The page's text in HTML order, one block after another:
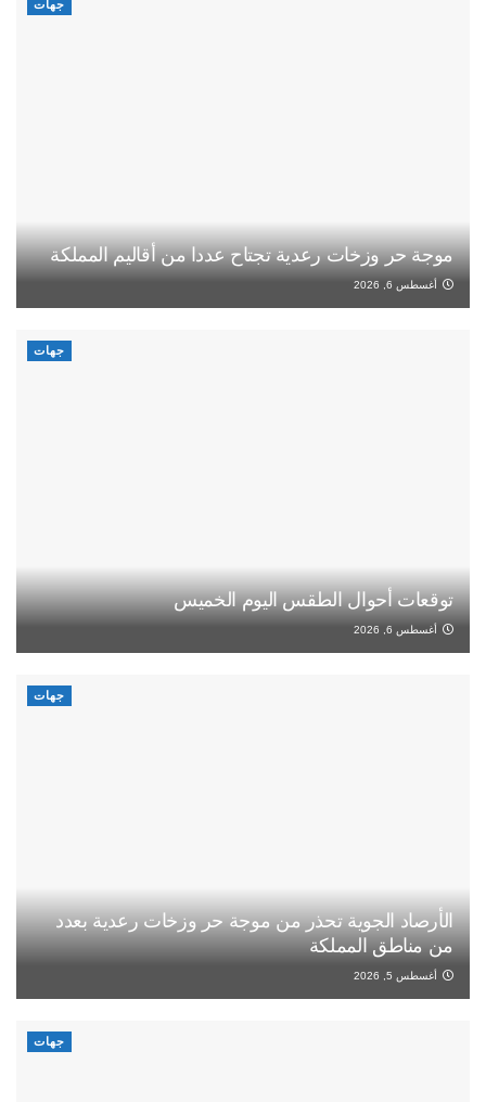
جهات
موجة حر وزخات رعدية تجتاح عددا من أقاليم المملكة
أغسطس 6, 2026
جهات
توقعات أحوال الطقس اليوم الخميس
أغسطس 6, 2026
جهات
الأرصاد الجوية تحذر من موجة حر وزخات رعدية بعدد
من مناطق المملكة
أغسطس 5, 2026
جهات